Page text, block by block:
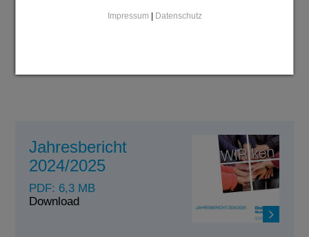
Leon Bär (BVB-Praktikant) und David Breu Matos
Jahresbericht
2024/2025
PDF: 6,3 MB
Download
Impressum Datenschutz